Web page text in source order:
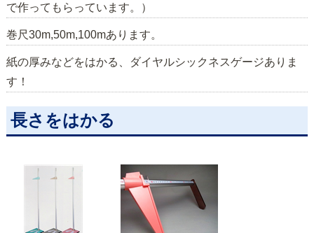
で作ってもらっています。）
巻尺30m,50m,100mあります。
紙の厚みなどをはかる、ダイヤルシックネスゲージありま
す！
長さをはかる